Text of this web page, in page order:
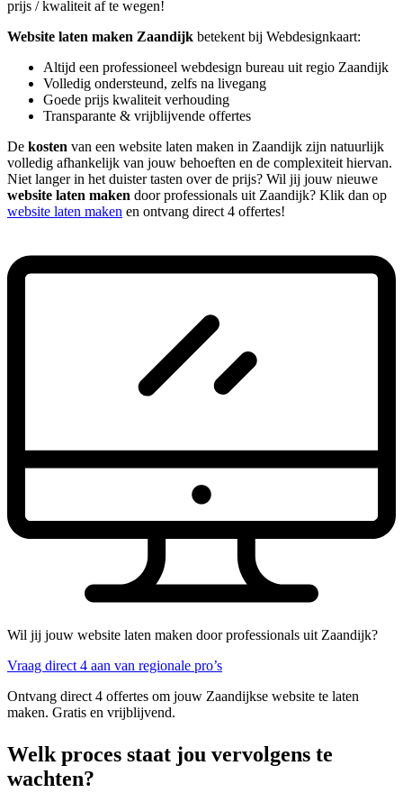
prijs / kwaliteit af te wegen!
Website laten maken Zaandijk betekent bij Webdesignkaart:
Altijd een professioneel webdesign bureau uit regio Zaandijk
Volledig ondersteund, zelfs na livegang
Goede prijs kwaliteit verhouding
Transparante & vrijblijvende offertes
De kosten van een website laten maken in Zaandijk zijn natuurlijk
volledig afhankelijk van jouw behoeften en de complexiteit hiervan.
Niet langer in het duister tasten over de prijs? Wil jij jouw nieuwe
website laten maken door professionals uit Zaandijk? Klik dan op
website laten maken en ontvang direct 4 offertes!
Wil jij jouw website laten maken door professionals uit Zaandijk?
Vraag direct 4 aan van regionale pro’s
Ontvang direct 4 offertes om jouw Zaandijkse website te laten
maken. Gratis en vrijblijvend.
Welk proces staat jou vervolgens te
wachten?